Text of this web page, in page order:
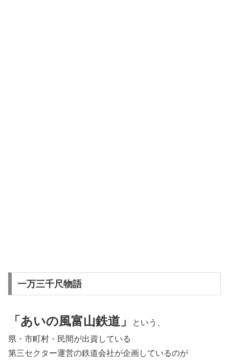
一万三千尺物語
「あいの風富山鉄道」
という、
県・市町村・民間が出資している
第三セクター運営の鉄道会社が企画しているのが